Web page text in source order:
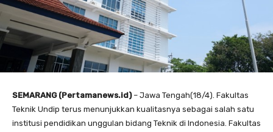
SEMARANG (Pertamanews.id)– Jawa Tengah(18/4). Fakultas
Teknik Undip terus menunjukkan kualitasnya sebagai salah satu
institusi pendidikan unggulan bidang Teknik di Indonesia. Fakultas